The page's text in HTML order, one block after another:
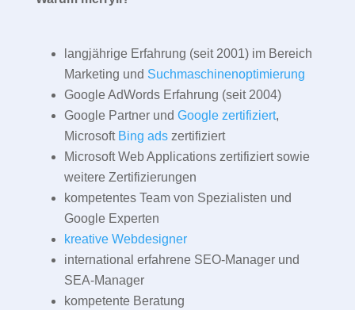
langjährige Erfahrung (seit 2001) im Bereich
Marketing und Suchmaschinenoptimierung
Google AdWords Erfahrung (seit 2004)
Google Partner und Google zertifiziert,
Microsoft Bing adszertifiziert
Microsoft Web Applications zertifiziert sowie
weitere Zertifizierungen
kompetentes Team von Spezialisten und
Google Experten
kreative Webdesigner
international erfahrene SEO-Manager und
SEA-Manager
kompetente Beratung